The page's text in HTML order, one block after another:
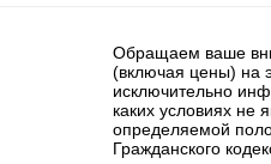
Обращаем ваше
(включая цены) на
исключительно
каких условиях не
определяемой
Гражданского